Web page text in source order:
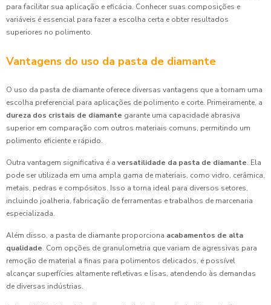
para facilitar sua aplicação e eficácia. Conhecer suas composições e
variáveis é essencial para fazer a escolha certa e obter resultados
superiores no polimento.
Vantagens do uso da pasta de diamante
O uso da pasta de diamante oferece diversas vantagens que a tornam uma
escolha preferencial para aplicações de polimento e corte. Primeiramente, a
dureza dos cristais de diamante garante uma capacidade abrasiva
superior em comparação com outros materiais comuns, permitindo um
polimento eficiente e rápido.
Outra vantagem significativa é a versatilidade da pasta de diamante. Ela
pode ser utilizada em uma ampla gama de materiais, como vidro, cerâmica,
metais, pedras e compósitos. Isso a torna ideal para diversos setores,
incluindo joalheria, fabricação de ferramentas e trabalhos de marcenaria
especializada.
Além disso, a pasta de diamante proporciona acabamentos de alta
qualidade. Com opções de granulometria que variam de agressivas para
remoção de material a finas para polimentos delicados, é possível
alcançar superfícies altamente refletivas e lisas, atendendo às demandas
de diversas indústrias.